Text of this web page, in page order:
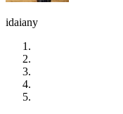
idaiany